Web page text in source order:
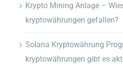
Krypto Mining Anlage –
kryptowährungen gefallen?
Solana Kryptowährung
kryptowährungen gibt es